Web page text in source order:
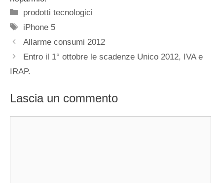
Categorie
prodotti tecnologici
Tag
iPhone 5
Allarme consumi 2012
Entro il 1° ottobre le scadenze Unico 2012, IVA e
IRAP.
Lascia un commento